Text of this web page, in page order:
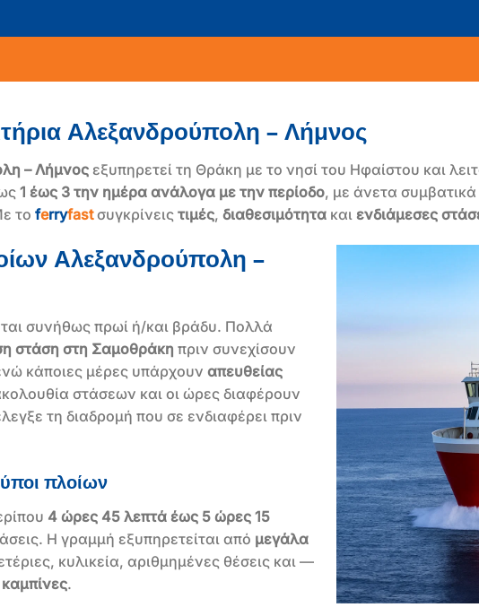
Αλεξανδρούπολη – Λήμνος
– Λήμνοςεξυπηρετεί τη Θράκη με το νησί του Ηφαίστου και
1 έως 3 την ημέρα ανάλογα με την περίοδο, με άνετα
το ferryfastσυγκρίνεις τιμές, διαθεσιμότητακαι ενδιάμεσες
Αλεξανδρούπολη –
συνήθως πρωί ή/και βράδυ. Πολλά
στάση στη Σαμοθράκη πριν συνεχίσουν
κάποιες μέρες υπάρχουν απευθείας
στάσεων και οι ώρες διαφέρουν
τη διαδρομή που σε ενδιαφέρει πριν
πλοίων
4 ώρες 45 λεπτά έως 5 ώρες 15
Η γραμμή εξυπηρετείται από μεγάλα
κυλικεία, αριθμημένες θέσεις και —
καμπίνες.